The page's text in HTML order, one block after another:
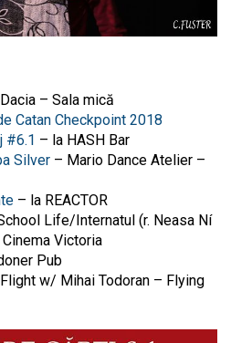
– Sala mică
Catan Checkpoint 2018
#6.1 – la HASH Bar
Silver – Mario Dance Atelier –
– la REACTOR
Life/Internatul (r. Neasa Ní
Victoria
Pub
w/ Mihai Todoran – Flying